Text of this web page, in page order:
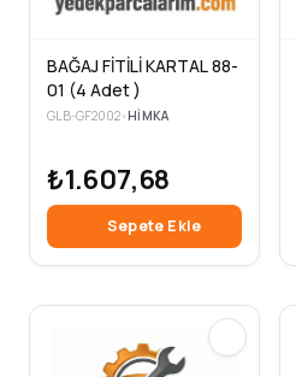
BAĞAJ FİTİLİ KARTAL 88-
01 (4 Adet )
GLB-GF2002•HIMKA
₺1.607,68
Sepete Ekle